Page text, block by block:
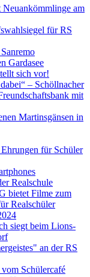
am
für RS
Gardasee
sich vor!
– Schöllnacher
mit
Martinsgänsen in
für Schüler
Realschule
bietet Filme zum
Realschüler
siegt beim Lions-
an der RS
Schülercafé